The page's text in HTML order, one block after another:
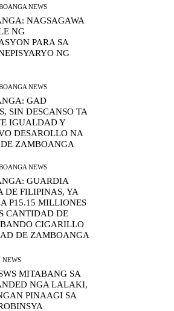
NEWS
NAGSAGAWA
NG
PARA SA
NG
NEWS
GAD
SIN DESCANSO TA
IGUALDAD Y
DESAROLLO NA
ZAMBOANGA
NEWS
GUARDIA
DE FILIPINAS, YA
P15.15 MILLIONES
CANTIDAD DE
CIGARILLO
DE ZAMBOANGA
NEWS
MITABANG SA
NGA LALAKI,
PINAAGI SA